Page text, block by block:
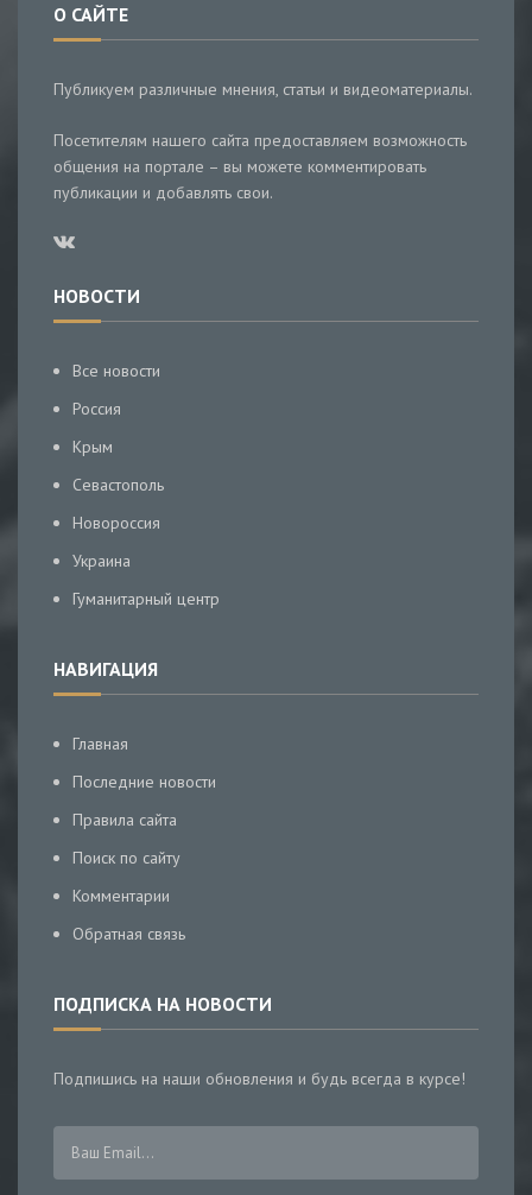
О САЙТЕ
Публикуем различные мнения, статьи и видеоматериалы.
Посетителям нашего сайта предоставляем возможность
общения на портале – вы можете комментировать
публикации и добавлять свои.
НОВОСТИ
Все новости
Россия
Крым
Севастополь
Новороссия
Украина
Гуманитарный центр
НАВИГАЦИЯ
Главная
Последние новости
Правила сайта
Поиск по сайту
Комментарии
Обратная связь
ПОДПИСКА НА НОВОСТИ
Подпишись на наши обновления и будь всегда в курсе!